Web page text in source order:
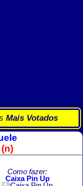
Mais Votados
Como fazer:
Caixa Pin Up